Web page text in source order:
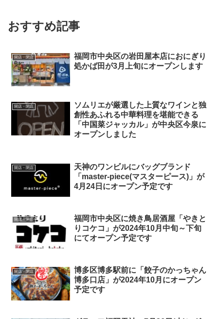
おすすめ記事
開店・閉店
福岡市中央区の岩田屋本店におにぎり
処かば田が3月上旬にオープンします
開店・閉店
ソムリエが厳選した上質なワインと独
創性あふれる中華料理を堪能できる
「中国菜ジャッカル」が中央区今泉に
オープンしました
開店・閉店
天神のワンビルにバッグブランド
「master-piece(マスターピース)」が
4月24日にオープン予定です
開店・閉店
福岡市中央区に焼き鳥居酒屋「やきと
りコケコ」が2024年10月中旬～下旬
にてオープン予定です
開店・閉店
博多区博多駅前に「餃子のかっちゃん
博多口店」が2024年10月にオープン
予定です